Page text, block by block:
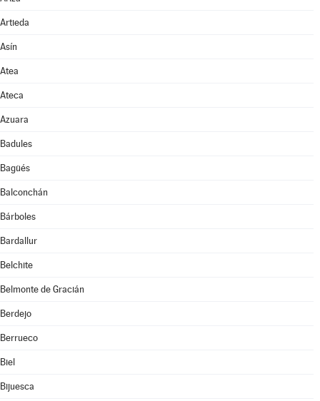
Artieda
Asín
Atea
Ateca
Azuara
Badules
Bagüés
Balconchán
Bárboles
Bardallur
Belchite
Belmonte de Gracián
Berdejo
Berrueco
Biel
Bijuesca